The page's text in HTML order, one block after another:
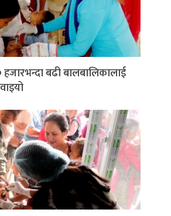
बढी बालबालिकालाई